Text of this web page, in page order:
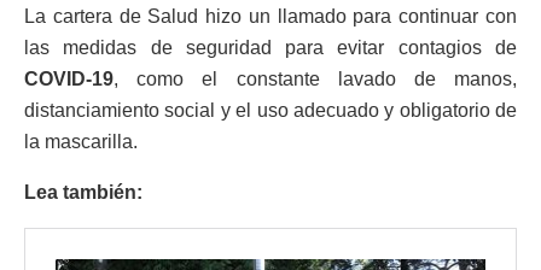
La cartera de Salud hizo un llamado para continuar con
las medidas de seguridad para evitar contagios de
COVID-19, como el constante lavado de manos,
distanciamiento social y el uso adecuado y obligatorio de
la mascarilla.
Lea también: